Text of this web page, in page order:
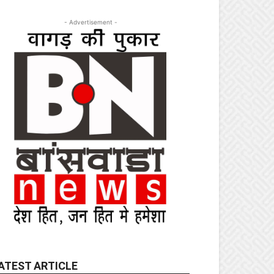
- Advertisement -
ARTICLE